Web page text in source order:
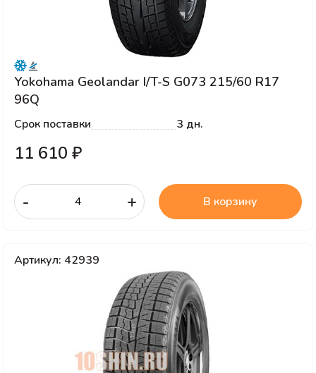
Yokohama Geolandar I/T-S G073 215/60 R17
96Q
Срок поставки 3 дн.
11 610 ₽
- + В корзину
Артикул: 42939